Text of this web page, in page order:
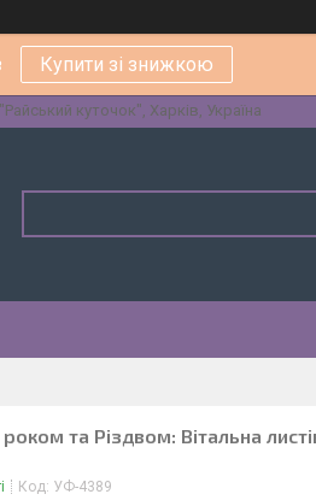
Купити зі знижкою
куточок", Харків, Україна
та Різдвом: Вітальна
Код: УФ-4389